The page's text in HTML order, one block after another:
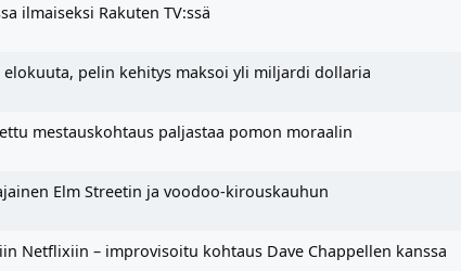
ilmaiseksi Rakuten TV:ssä
pelin kehitys maksoi yli miljardi dollaria
mestauskohtaus paljastaa pomon moraalin
Elm Streetin ja voodoo-kirouskauhun
Netflixiin – improvisoitu kohtaus Dave Chappellen kanssa